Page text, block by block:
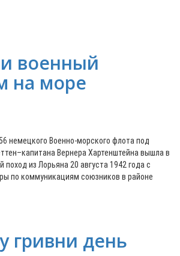
военный
на море
немецкого Военно-морского флота под
Вернера Хартенштейна вышла в
поход из Лорьяна 20 августа 1942 года с
по коммуникациям союзников в районе
гривни день